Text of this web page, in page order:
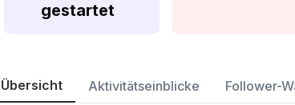
gestartet
Übersicht Aktivitätseinblicke Follower-